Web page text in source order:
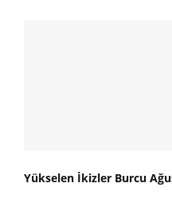
Yükselen İkizler Burcu